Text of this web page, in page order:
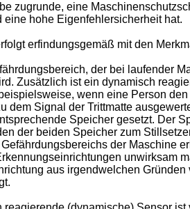
zugrunde, eine
hohe Eigenfehlersicherheit hat.
erfindungsgemäß mit den
der bei laufender
Zusätzlich ist ein dynamisch
wenn eine Person
dem Signal der Trittmatte
Speicher gesetzt. Der
der beiden Speicher zum
der Maschine
unwirksam
aus irgendwelchen